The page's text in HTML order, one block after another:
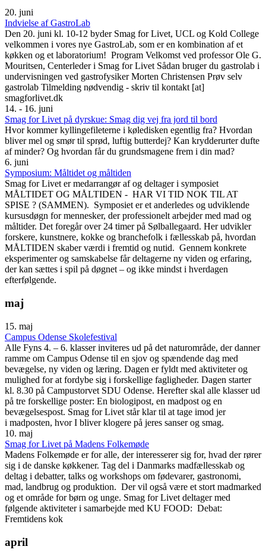
20. juni
Indvielse af GastroLab
Den 20. juni kl. 10-12 byder Smag for Livet, UCL og Kold College
velkommen i vores nye GastroLab, som er en kombination af et
køkken og et laboratorium! Program Velkomst ved professor Ole G.
Mouritsen, Centerleder i Smag for Livet Sådan bruger du gastrolab i
undervisningen ved gastrofysiker Morten Christensen Prøv selv
gastrolab Tilmelding nødvendig - skriv til kontakt [at]
smagforlivet.dk
14. - 16. juni
Smag for Livet på dyrskue: Smag dig vej fra jord til bord
Hvor kommer kyllingefileterne i køledisken egentlig fra? Hvordan
bliver mel og smør til sprød, luftig butterdej? Kan krydderurter dufte
af minder? Og hvordan får du grundsmagene frem i din mad?
6. juni
Symposium: Måltidet og måltiden
Smag for Livet er medarrangør af og deltager i symposiet
MÅLTIDET OG MÅLTIDEN - HAR VI TID NOK TIL AT
SPISE ? (SAMMEN). Symposiet er et anderledes og udviklende
kursusdøgn for mennesker, der professionelt arbejder med mad og
måltider. Det foregår over 24 timer på Sølballegaard. Her udvikler
forskere, kunstnere, kokke og branchefolk i fællesskab på, hvordan
MÅLTIDEN skaber værdi i fremtid og nutid. Gennem konkrete
eksperimenter og samskabelse får deltagerne ny viden og erfaring,
der kan sættes i spil på døgnet – og ikke mindst i hverdagen
efterfølgende.
maj
15. maj
Campus Odense Skolefestival
Alle Fyns 4. – 6. klasser inviteres ud på det naturområde, der danner
ramme om Campus Odense til en sjov og spændende dag med
bevægelse, ny viden og læring. Dagen er fyldt med aktiviteter og
mulighed for at fordybe sig i forskellige fagligheder. Dagen starter
kl. 8.30 på Campustorvet SDU Odense. Herefter skal alle klasser ud
på tre forskellige poster: En biologipost, en madpost og en
bevægelsespost. Smag for Livet står klar til at tage imod jer
i madposten, hvor I bliver klogere på jeres sanser og smag.
10. maj
Smag for Livet på Madens Folkemøde
Madens Folkemøde er for alle, der interesserer sig for, hvad der rører
sig i de danske køkkener. Tag del i Danmarks madfællesskab og
deltag i debatter, talks og workshops om fødevarer, gastronomi,
mad, landbrug og produktion. Der vil også være et stort madmarked
og et område for børn og unge. Smag for Livet deltager med
følgende aktiviteter i samarbejde med KU FOOD: Debat:
Fremtidens kok
april